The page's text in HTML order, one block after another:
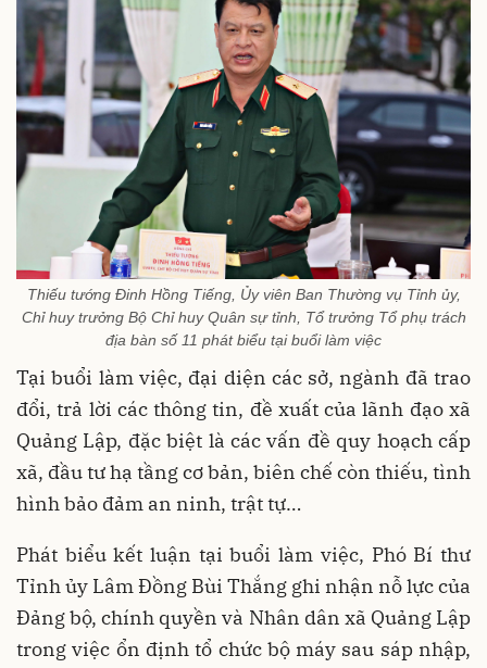
Thiếu tướng Đinh Hồng Tiếng, Ủy viên Ban Thường vụ Tỉnh ủy,
Chỉ huy trưởng Bộ Chỉ huy Quân sự tỉnh, Tổ trưởng Tổ phụ trách
địa bàn số 11 phát biểu tại buổi làm việc
Tại buổi làm việc, đại diện các sở, ngành đã trao
đổi, trả lời các thông tin, đề xuất của lãnh đạo xã
Quảng Lập, đặc biệt là các vấn đề quy hoạch cấp
xã, đầu tư hạ tầng cơ bản, biên chế còn thiếu, tình
hình bảo đảm an ninh, trật tự…
Phát biểu kết luận tại buổi làm việc, Phó Bí thư
Tỉnh ủy Lâm Đồng Bùi Thắng ghi nhận nỗ lực của
Đảng bộ, chính quyền và Nhân dân xã Quảng Lập
trong việc ổn định tổ chức bộ máy sau sáp nhập,